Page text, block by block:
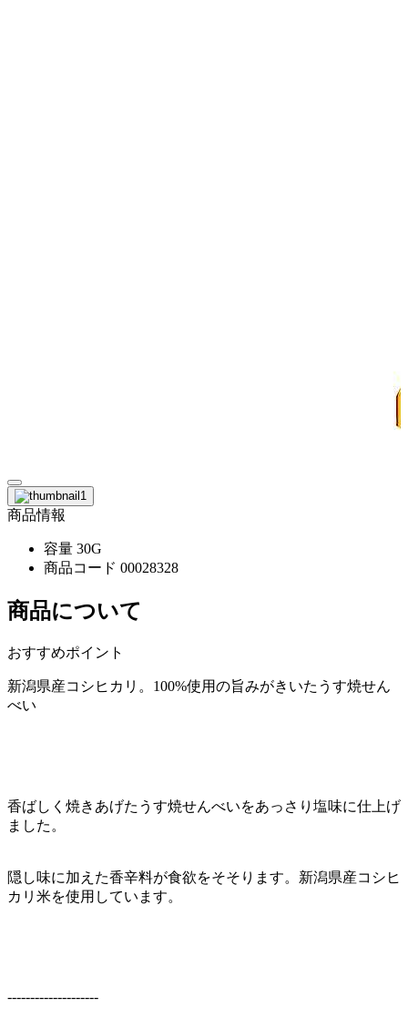
商品情報
容量 30G
商品コード 00028328
商品について
おすすめポイント
新潟県産コシヒカリ。100%使用の旨みがきいたうす焼せん
べい
香ばしく焼きあげたうす焼せんべいをあっさり塩味に仕上げ
ました。
隠し味に加えた香辛料が食欲をそそります。新潟県産コシヒ
カリ米を使用しています。
--------------------